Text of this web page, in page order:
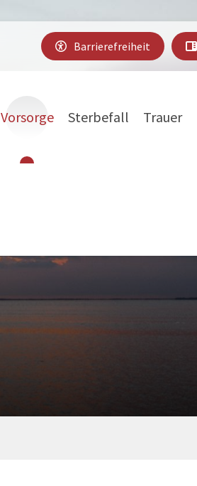
Barrierefreiheit
Vorsorge Sterbefall Trauer